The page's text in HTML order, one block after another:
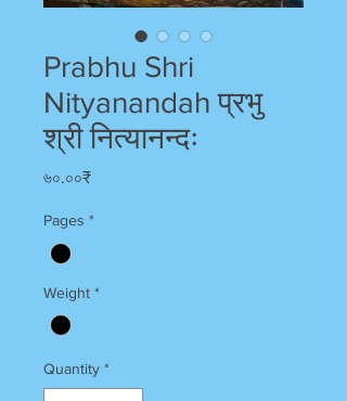
Prabhu Shri
Nityanandah प्रभु
श्री नित्यानन्दः
৬০.০০₹Price
Pages *
Weight *
Quantity *